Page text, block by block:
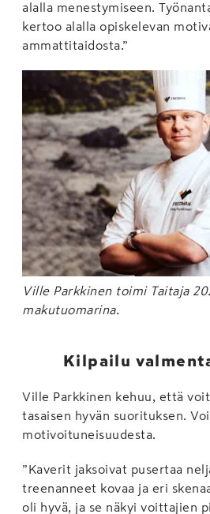
alalla menestymiseen.
kertoo alalla opiskelevan
ammattitaidosta.”
Ville Parkkinen toimi Taitaja
makutuomarina.
Kilpailu
Ville Parkkinen kehuu, että
tasaisen hyvän suorituksen.
motivoituneisuudesta.
”Kaverit jaksoivat pusertaa
treenanneet kovaa ja eri
oli hyvä, ja se näkyi voittajien